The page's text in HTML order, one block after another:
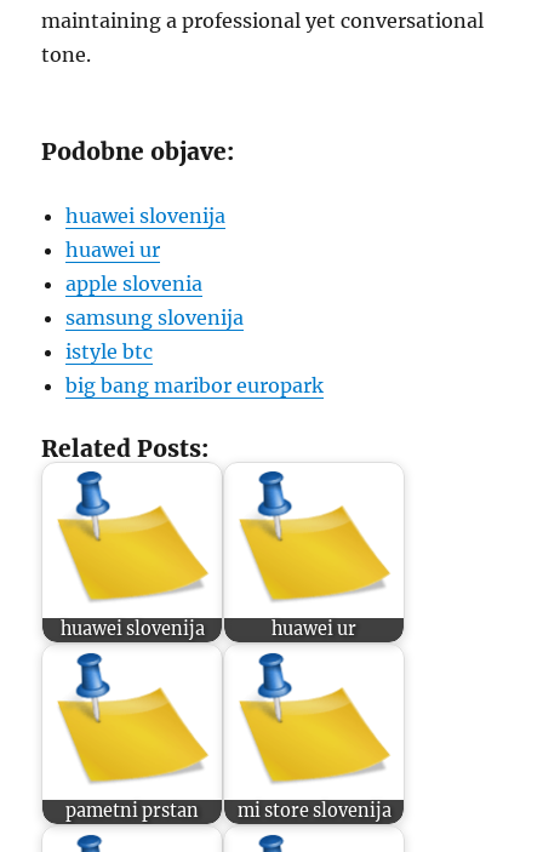
maintaining a professional yet conversational
tone.
Podobne objave:
huawei slovenija
huawei ur
apple slovenia
samsung slovenija
istyle btc
big bang maribor europark
Related Posts:
huawei slovenija huawei ur
pametni prstan mi store slovenija